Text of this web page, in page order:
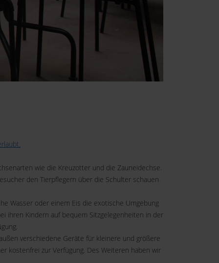
wie die Kreuzotter und die Zauneidechse.
den Tierpflegern über die Schulter schauen
Wasser oder einem Eis die exotische Umgebung
ihren Kindern auf bequem Sitzgelegenheiten in der
verschiedene Geräte für kleinere und größere
kostenfrei zur Verfügung. Des Weiteren haben wir